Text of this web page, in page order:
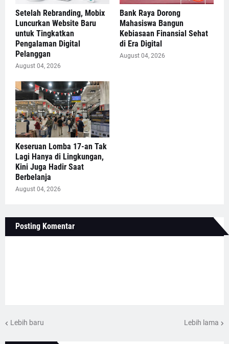
Setelah Rebranding, Mobix
Luncurkan Website Baru
untuk Tingkatkan
Pengalaman Digital
Pelanggan
August 04, 2026
Bank Raya Dorong
Mahasiswa Bangun
Kebiasaan Finansial Sehat
di Era Digital
August 04, 2026
Keseruan Lomba 17-an Tak
Lagi Hanya di Lingkungan,
Kini Juga Hadir Saat
Berbelanja
August 04, 2026
Posting Komentar
Lebih baru Lebih lama